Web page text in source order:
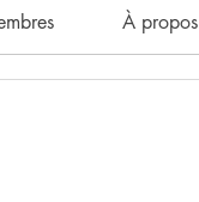
À propos